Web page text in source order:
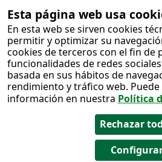
Esta página web usa
En esta web se sirven cookies
permitir y optimizar su
cookies de terceros con el fin de
funcionalidades de redes
basada en sus hábitos de
rendimiento y tráfico web.
información en nuestra Política
Salto al
contenido